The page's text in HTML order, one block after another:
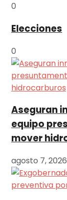
0
Elecciones
0
Aseguran
equipo
mover
agosto 7, 2026